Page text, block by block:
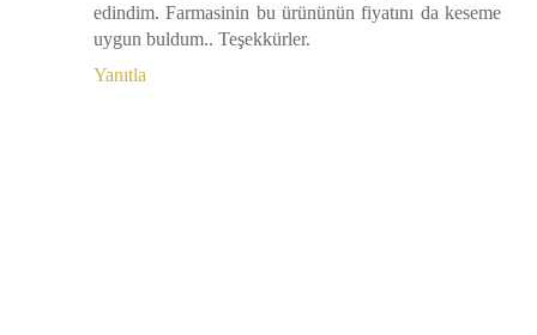
edindim. Farmasinin bu ürününün fiyatını da keseme
uygun buldum.. Teşekkürler.
Yanıtla